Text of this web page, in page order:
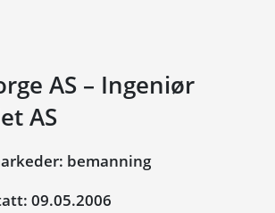
AS – Ingeniør
AS
bemanning
09.05.2006